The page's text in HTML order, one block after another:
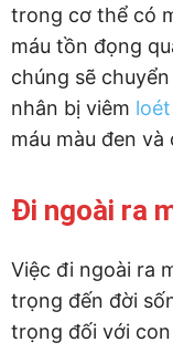
trong cơ thể có
máu tồn đọng
chúng sẽ
nhân bị viêm
máu màu đen
Đi ngoài ra
Việc đi ngoài ra
trọng đến đời
trọng đối với